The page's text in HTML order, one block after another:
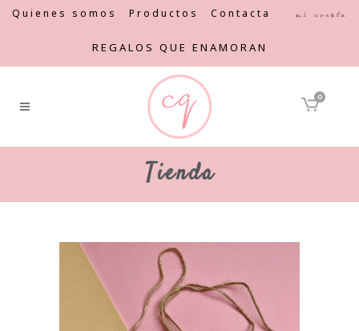
Quienes somos Productos Contacta Mi cuenta
REGALOS QUE ENAMORAN
0
Tienda